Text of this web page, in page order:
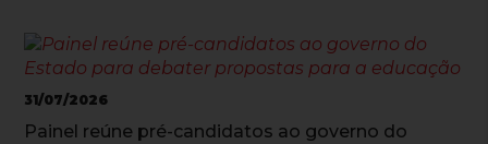
31/07/2026
Painel reúne pré-candidatos ao governo do